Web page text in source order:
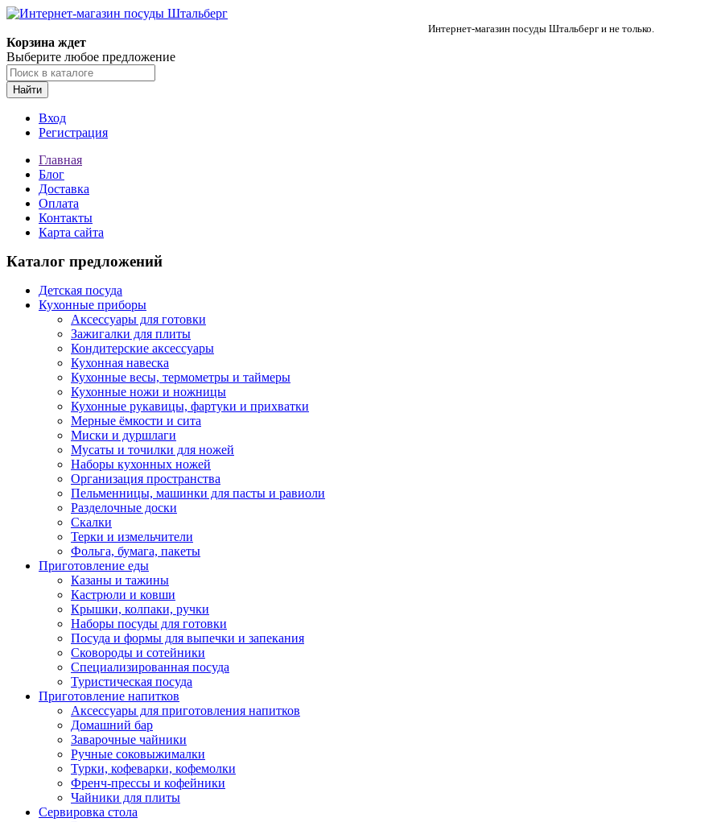
Интернет-магазин посуды Штальберг и не только.
Корзина ждет
Выберите любое предложение
Найти
Вход
Регистрация
Главная
Блог
Доставка
Оплата
Контакты
Карта сайта
Каталог предложений
Детская посуда
Кухонные приборы
Аксессуары для готовки
Зажигалки для плиты
Кондитерские аксессуары
Кухонная навеска
Кухонные весы, термометры и таймеры
Кухонные ножи и ножницы
Кухонные рукавицы, фартуки и прихватки
Мерные ёмкости и сита
Миски и дуршлаги
Мусаты и точилки для ножей
Наборы кухонных ножей
Организация пространства
Пельменницы, машинки для пасты и равиоли
Разделочные доски
Скалки
Терки и измельчители
Фольга, бумага, пакеты
Приготовление еды
Казаны и тажины
Кастрюли и ковши
Крышки, колпаки, ручки
Наборы посуды для готовки
Посуда и формы для выпечки и запекания
Сковороды и сотейники
Специализированная посуда
Туристическая посуда
Приготовление напитков
Аксессуары для приготовления напитков
Домашний бар
Заварочные чайники
Ручные соковыжималки
Турки, кофеварки, кофемолки
Френч-прессы и кофейники
Чайники для плиты
Сервировка стола